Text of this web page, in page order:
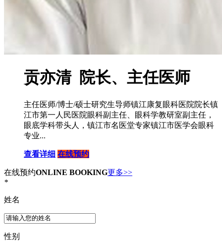
贡亦清 院长、主任医师
主任医师/博士/硕士研究生导师镇江康复眼科医院院长镇
江市第一人民医院眼科副主任、眼科学教研室副主任，
眼底学科带头人，镇江市名医堂专家镇江市医学会眼科
专业...
查看详细 在线预约
在线预约ONLINE BOOKING更多>>
*
姓名
性别